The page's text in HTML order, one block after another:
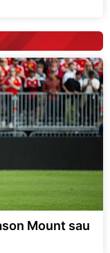
Mount sau